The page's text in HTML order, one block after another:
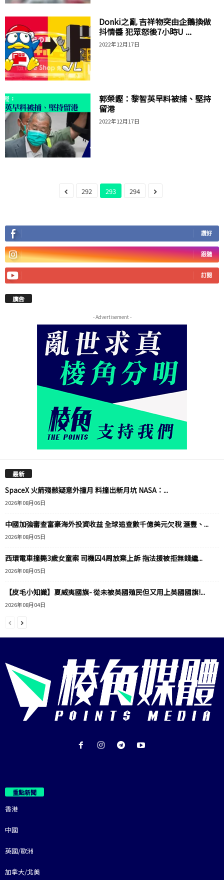
Donki之亂 吉祥物突由企鵝換做
抖情醬 犯眾怒後7小時U ...
2022年12月17日
郭榮鏗：黎智英早料被捕、堅持
留港
2022年12月17日
292 293 294
讚好
跟隨
訂閱
廣告
- Advertisement -
最新
SpaceX 火箭殘骸疑意外撞月 料撞出新月坑 NASA：...
2026年08月06日
中國加強審查富豪海外投資收益 全球追查數千億美元欠稅 滙豐、...
2026年08月05日
西環電車撞斃3歲女童案 司機囚4周放棄上訴 指法援被拒無錢繼...
2026年08月05日
【皮毛小知識】夏威夷國旗- 從未被英國殖民但又用上英國國旗!...
2026年08月04日
重點新聞
香港
中國
英國/歐洲
加拿大/北美